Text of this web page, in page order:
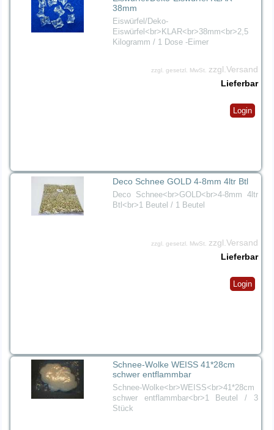
38mm
Eiswürfel/Deko-
Eiswürfel<br>KLAR<br>38mm<br>2,5
Kilogramm / 1 Dose -Eimer
zzgl. gesetzl. MwSt.
zzgl.Versand
Lieferbar
Login
Deco Schnee GOLD 4-8mm 4ltr Btl
Deco Schnee<br>GOLD<br>4-8mm 4ltr
Btl<br>1 Beutel / 1 Beutel
zzgl. gesetzl. MwSt.
zzgl.Versand
Lieferbar
Login
Schnee-Wolke WEISS 41*28cm
schwer entflammbar
Schnee-Wolke<br>WEISS<br>41*28cm
schwer entflammbar<br>1 Beutel / 3
Stück